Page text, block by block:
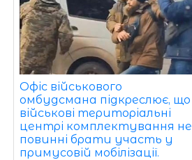
Офіс військового
омбудсмана підкреслює, що
військові територіальні
центрі комплектування не
повинні брати участь у
примусовій мобілізації.